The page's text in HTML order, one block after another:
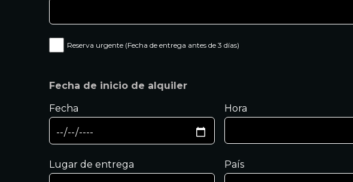
Reserva urgente (Fecha de entrega antes de 3 días)
Fecha de inicio de alquiler
Fecha
Hora
Lugar de entrega País